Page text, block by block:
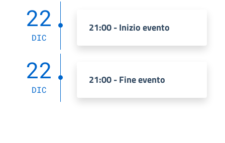
22
DIC
21:00 - Inizio evento
22
DIC
21:00 - Fine evento